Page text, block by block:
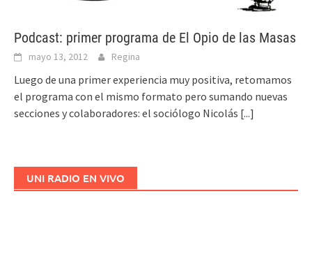
Podcast: primer programa de El Opio de las Masas
mayo 13, 2012 Regina
Luego de una primer experiencia muy positiva, retomamos
el programa con el mismo formato pero sumando nuevas
secciones y colaboradores: el sociólogo Nicolás [...]
UNI RADIO EN VIVO